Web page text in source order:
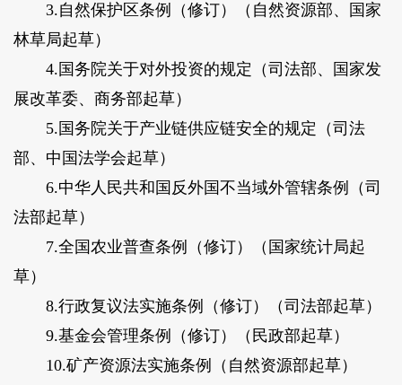
3.自然保护区条例（修订）（ 自然资源部、国家
林草局起草）
4.国务院关于对外投资的规定（司法部、国家发
展改革委、商务部起草）
5.国务院关于产业链供应链安全的规定（司法
部、中国法学会起草）
6.中华人民共和国反外国不当域外管辖条例（司
法部起草）
7.全国农业普查条例（修订）（ 国家统计局起
草）
8.行政复议法实施条例（修订）（司法部起草）
9.基金会管理条例（修订）（ 民政部起草）
10.矿产资源法实施条例（ 自然资源部起草）